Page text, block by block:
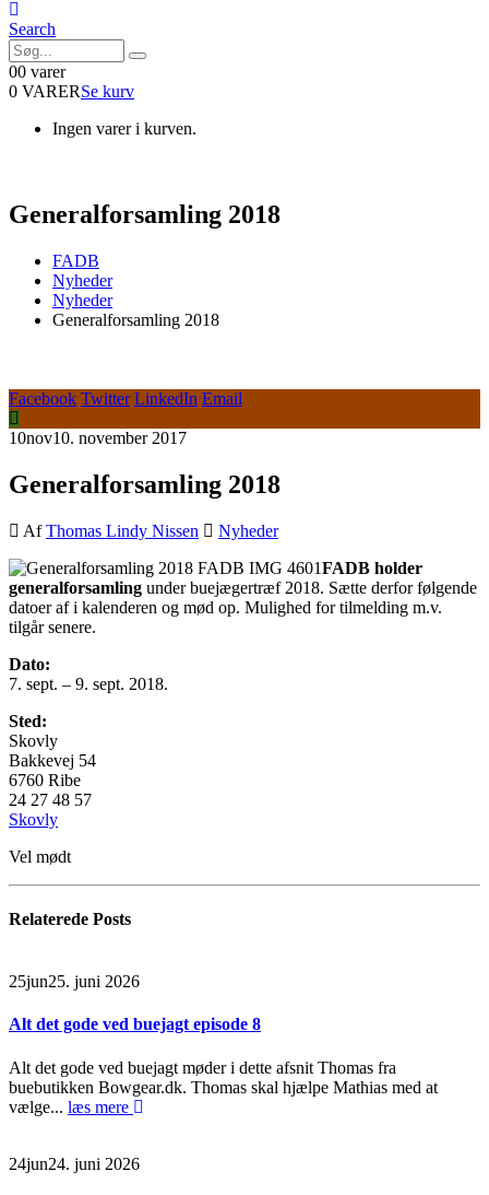
Search
00 varer
0 VARERSe kurv
Ingen varer i kurven.
Generalforsamling 2018
FADB
Nyheder
Nyheder
Generalforsamling 2018
Facebook Twitter LinkedIn Email
10nov10. november 2017
Generalforsamling 2018
Af Thomas Lindy Nissen
Nyheder
FADB holder
generalforsamling under buejægertræf 2018. Sætte derfor følgende
datoer af i kalenderen og mød op. Mulighed for tilmelding m.v.
tilgår senere.
Dato:
7. sept. – 9. sept. 2018.
Sted:
Skovly
Bakkevej 54
6760 Ribe
24 27 48 57
Skovly
Vel mødt
Relaterede Posts
25jun25. juni 2026
Alt det gode ved buejagt episode 8
Alt det gode ved buejagt møder i dette afsnit Thomas fra
buebutikken Bowgear.dk. Thomas skal hjælpe Mathias med at
vælge... læs mere
24jun24. juni 2026